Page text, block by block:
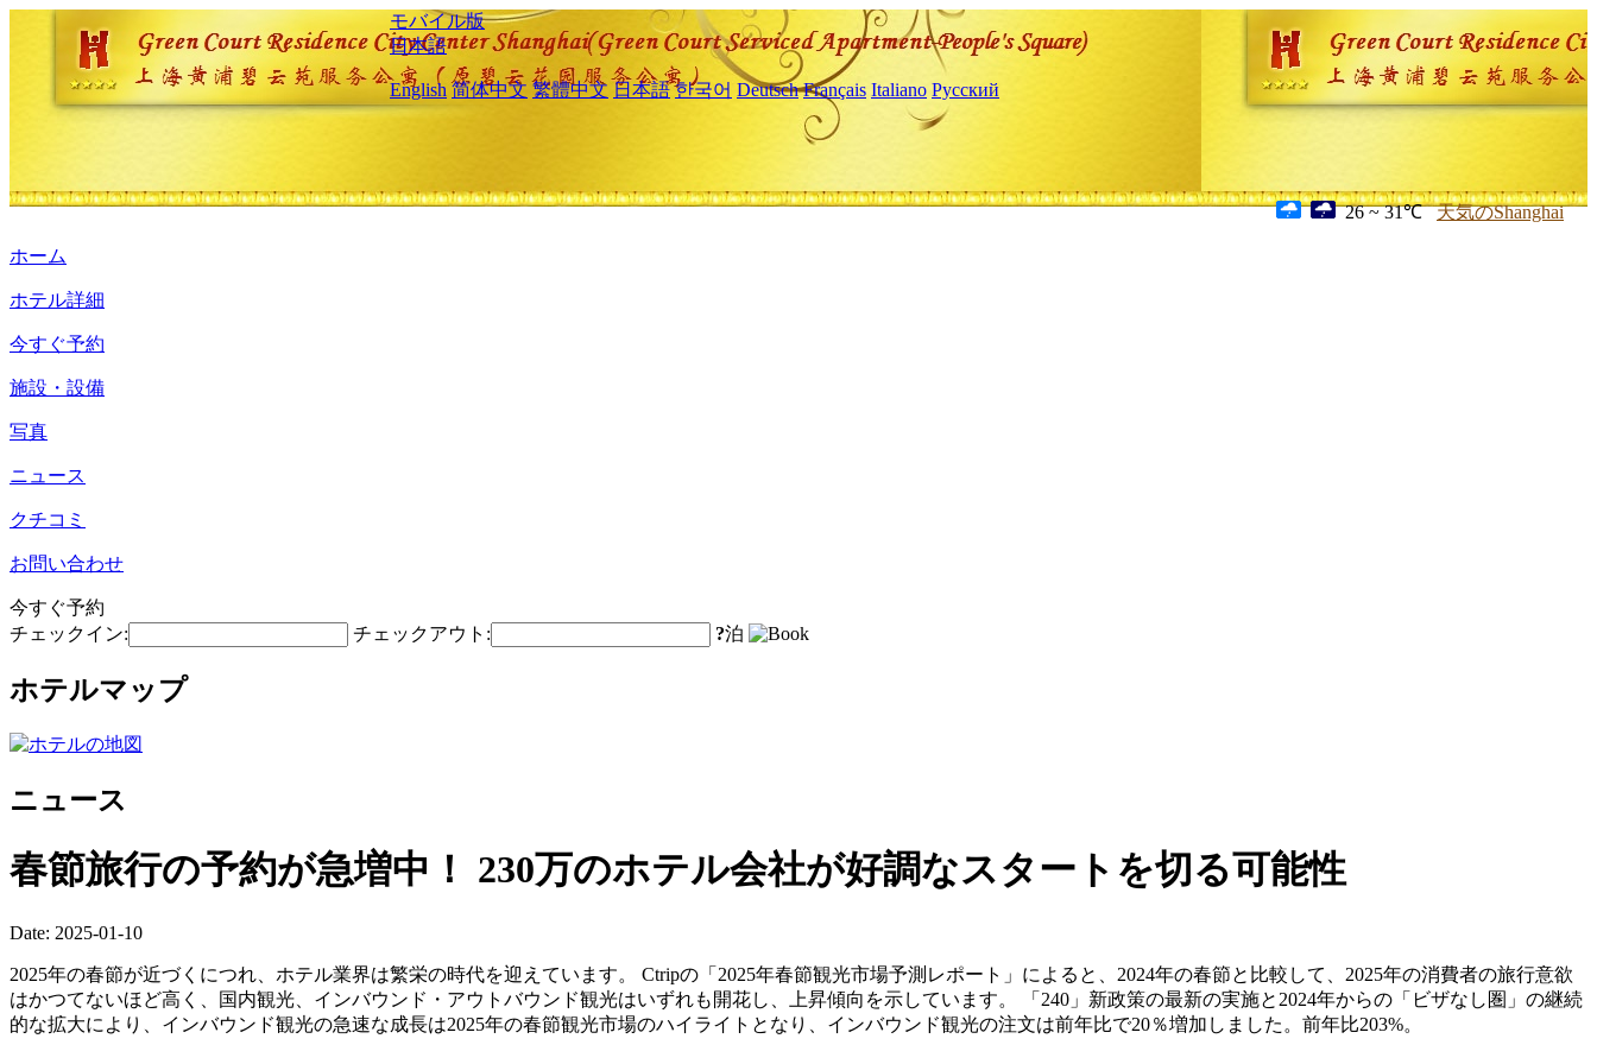
モバイル版
日本語
English 简体中文 繁體中文 日本語 한국어 Deutsch Français Italiano Русский
26 ~ 31℃ 天気のShanghai
ホーム
ホテル詳細
今すぐ予約
施設・設備
写真
ニュース
クチコミ
お問い合わせ
今すぐ予約
チェックイン:
チェックアウト: ?泊
ホテルマップ
ニュース
春節旅行の予約が急増中！ 230万のホテル会社が好調なスタートを切る可能性
Date: 2025-01-10
2025年の春節が近づくにつれ、ホテル業界は繁栄の時代を迎えています。 Ctripの「2025年春節観光市場予測レポート」によると、2024年の春節と比較して、2025年の消費者の旅行意欲
はかつてないほど高く、国内観光、インバウンド・アウトバウンド観光はいずれも開花し、上昇傾向を示しています。 「240」新政策の最新の実施と2024年からの「ビザなし圏」の継続
的な拡大により、インバウンド観光の急速な成長は2025年の春節観光市場のハイライトとなり、インバウンド観光の注文は前年比で20％増加しました。前年比203%。